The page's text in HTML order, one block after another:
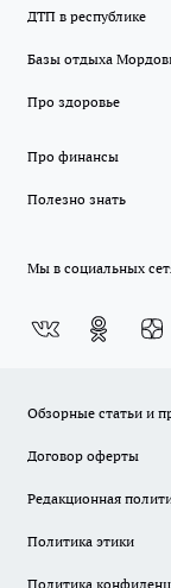
ДТП в республике
Базы отдыха
Про здоровье
Про финансы
Полезно знать
Мы в социальных
Обзорные статьи и
Договор оферты
Редакционная
Политика этики
Политика